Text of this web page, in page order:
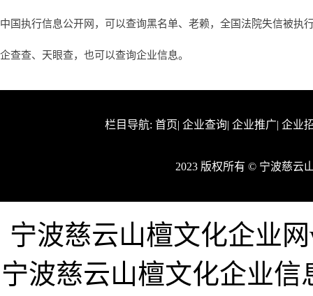
中国执行信息公开网，可以查询黑名单、老赖，全国法院失信被执
企查查、天眼查，也可以查询企业信息。
栏目导航: 首页| 企业查询| 企业推广| 企业
2023 版权所有 © 宁波慈云
宁波慈云山檀文化企业
宁波慈云山檀文化企业